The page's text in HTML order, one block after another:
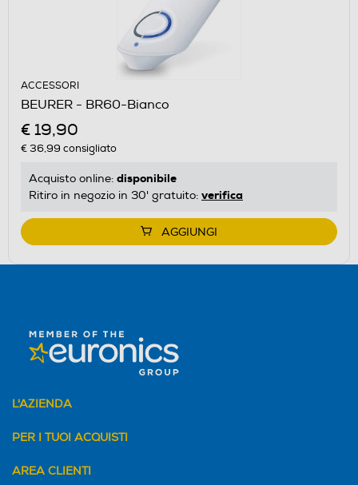
ACCESSORI
BEURER - BR60-Bianco
€ 19,90
€ 36,99 consigliato
Acquisto online: disponibile
Ritiro in negozio in 30' gratuito: verifica
AGGIUNGI
L'AZIENDA
PER I TUOI ACQUISTI
AREA CLIENTI